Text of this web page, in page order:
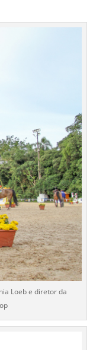
Loeb e diretor da